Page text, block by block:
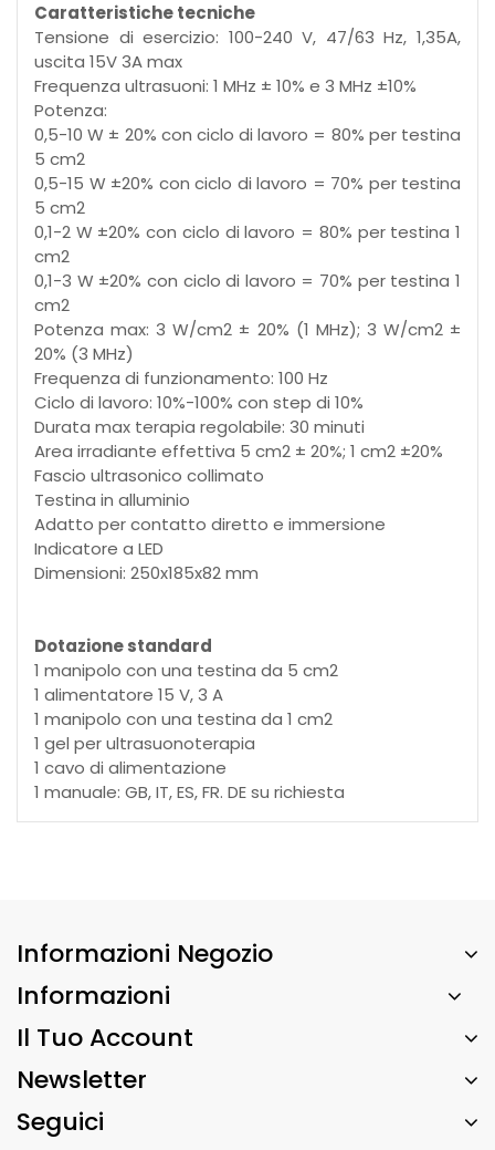
Caratteristiche tecniche
Tensione di esercizio: 100-240 V, 47/63 Hz, 1,35A,
uscita 15V 3A max
Frequenza ultrasuoni: 1 MHz ± 10% e 3 MHz ±10%
Potenza:
0,5-10 W ± 20% con ciclo di lavoro = 80% per testina
5 cm2
0,5-15 W ±20% con ciclo di lavoro = 70% per testina
5 cm2
0,1-2 W ±20% con ciclo di lavoro = 80% per testina 1
cm2
0,1-3 W ±20% con ciclo di lavoro = 70% per testina 1
cm2
Potenza max: 3 W/cm2 ± 20% (1 MHz); 3 W/cm2 ±
20% (3 MHz)
Frequenza di funzionamento: 100 Hz
Ciclo di lavoro: 10%-100% con step di 10%
Durata max terapia regolabile: 30 minuti
Area irradiante effettiva 5 cm2 ± 20%; 1 cm2 ±20%
Fascio ultrasonico collimato
Testina in alluminio
Adatto per contatto diretto e immersione
Indicatore a LED
Dimensioni: 250x185x82 mm
Dotazione standard
1 manipolo con una testina da 5 cm2
1 alimentatore 15 V, 3 A
1 manipolo con una testina da 1 cm2
1 gel per ultrasuonoterapia
1 cavo di alimentazione
1 manuale: GB, IT, ES, FR. DE su richiesta
Informazioni Negozio
Informazioni
Il Tuo Account
Newsletter
Seguici